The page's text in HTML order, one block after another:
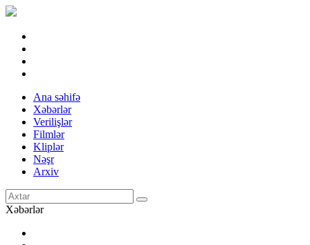
Ana səhifə
Xəbərlər
Verilişlər
Filmlər
Kliplər
Nəşr
Arxiv
Xəbərlər